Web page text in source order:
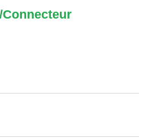
connecteur